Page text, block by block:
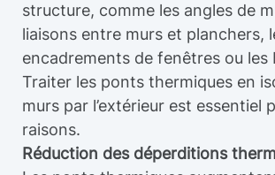
structure, comme les angles de
liaisons entre murs et planchers,
encadrements de fenêtres ou les
Traiter les ponts thermiques en
murs par l’extérieur est essentiel
raisons.
Réduction des déperditions